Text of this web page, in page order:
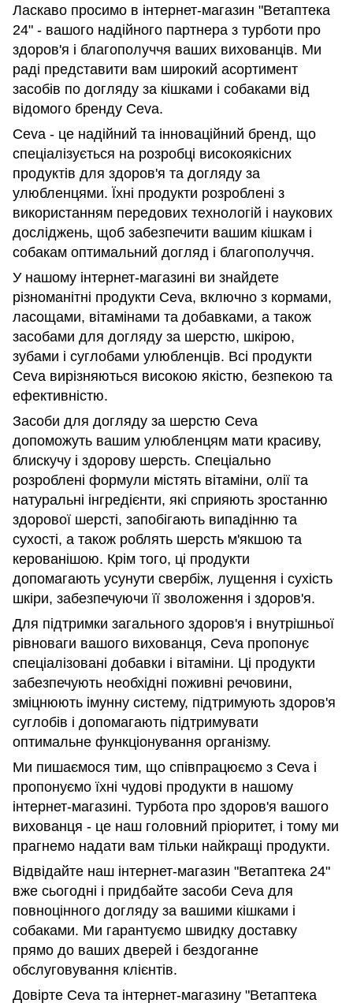
Ласкаво просимо в інтернет-магазин "Ветаптека
24" - вашого надійного партнера з турботи про
здоров'я і благополуччя ваших вихованців. Ми
раді представити вам широкий асортимент
засобів по догляду за кішками і собаками від
відомого бренду Ceva.
Ceva - це надійний та інноваційний бренд, що
спеціалізується на розробці високоякісних
продуктів для здоров'я та догляду за
улюбленцями. Їхні продукти розроблені з
використанням передових технологій і наукових
досліджень, щоб забезпечити вашим кішкам і
собакам оптимальний догляд і благополуччя.
У нашому інтернет-магазині ви знайдете
різноманітні продукти Ceva, включно з кормами,
ласощами, вітамінами та добавками, а також
засобами для догляду за шерстю, шкірою,
зубами і суглобами улюбленців. Всі продукти
Ceva вирізняються високою якістю, безпекою та
ефективністю.
Засоби для догляду за шерстю Ceva
допоможуть вашим улюбленцям мати красиву,
блискучу і здорову шерсть. Спеціально
розроблені формули містять вітаміни, олії та
натуральні інгредієнти, які сприяють зростанню
здорової шерсті, запобігають випадінню та
сухості, а також роблять шерсть м'якшою та
керованішою. Крім того, ці продукти
допомагають усунути свербіж, лущення і сухість
шкіри, забезпечуючи її зволоження і здоров'я.
Для підтримки загального здоров'я і внутрішньої
рівноваги вашого вихованця, Ceva пропонує
спеціалізовані добавки і вітаміни. Ці продукти
забезпечують необхідні поживні речовини,
зміцнюють імунну систему, підтримують здоров'я
суглобів і допомагають підтримувати
оптимальне функціонування організму.
Ми пишаємося тим, що співпрацюємо з Ceva і
пропонуємо їхні чудові продукти в нашому
інтернет-магазині. Турбота про здоров'я вашого
вихованця - це наш головний пріоритет, і тому ми
прагнемо надати вам тільки найкращі продукти.
Відвідайте наш інтернет-магазин "Ветаптека 24"
вже сьогодні і придбайте засоби Ceva для
повноцінного догляду за вашими кішками і
собаками. Ми гарантуємо швидку доставку
прямо до ваших дверей і бездоганне
обслуговування клієнтів.
Довірте Ceva та інтернет-магазину "Ветаптека